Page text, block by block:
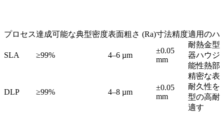
プロセス達成可能な典型密度表面粗さ (Ra)寸法精度適用のハ
SLA ≥99% 4–6 µm
±0.05
mm
耐熱金型
器ハウジ
能性熱部
DLP ≥99% 4–8 µm
±0.05
mm
精密な表
耐久性を
型の高耐
適す